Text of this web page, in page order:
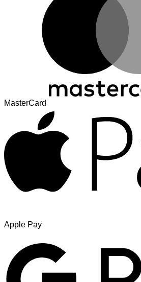
MasterCard
Apple Pay